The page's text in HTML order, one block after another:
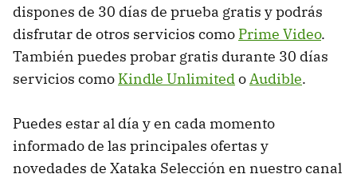
dispones de 30 días de prueba gratis y podrás
disfrutar de otros servicios como Prime Video.
También puedes probar gratis durante 30 días
servicios como Kindle UnlimitedoAudible.
Puedes estar al día y en cada momento
informado de las principales ofertas y
novedades de Xataka Selección en nuestro canal